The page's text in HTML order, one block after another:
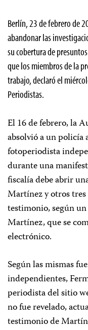
Berlín, 23 de febrero de
abandonar las
su cobertura de
que los miembros de la
trabajo, declaró el
Periodistas.
El 16 de febrero, la
absolvió a un policía
fotoperiodista
durante una
fiscalía debe abrir
Martínez y otros
testimonio, según un
Martínez, que se
electrónico.
Según las mismas
independientes,
periodista del sitio
no fue revelado,
testimonio de